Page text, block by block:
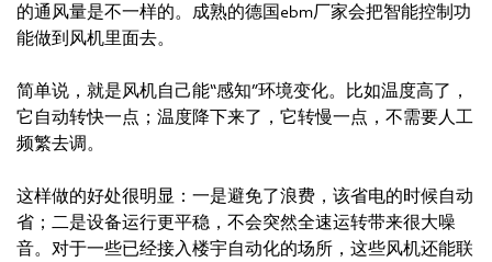
的通风量是不一样的。成熟的德国ebm厂家会把智能控制功
能做到风机里面去。
简单说，就是风机自己能“感知”环境变化。比如温度高了，
它自动转快一点；温度降下来了，它转慢一点，不需要人工
频繁去调。
这样做的好处很明显：一是避免了浪费，该省电的时候自动
省；二是设备运行更平稳，不会突然全速运转带来很大噪
音。对于一些已经接入楼宇自动化的场所，这些风机还能联